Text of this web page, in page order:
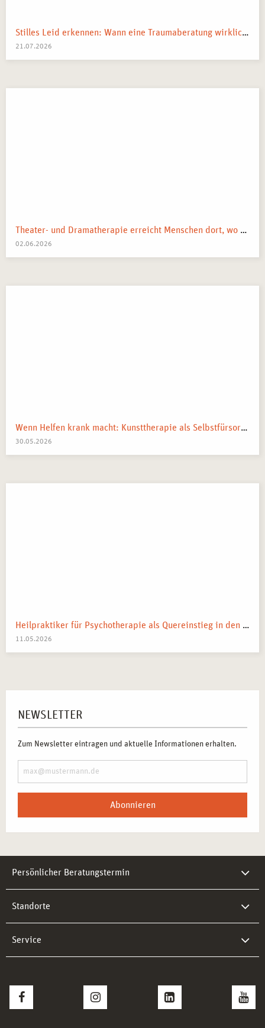
Stilles Leid erkennen: Wann eine Traumaberatung wirklich der richtige Schritt ist
21.07.2026
Theater- und Dramatherapie erreicht Menschen dort, wo Worte manchmal nicht mehr weiterkommen.
02.06.2026
Wenn Helfen krank macht: Kunsttherapie als Selbstfürsorge in pflegenden und beratenden Berufen
30.05.2026
Heilpraktiker für Psychotherapie als Quereinstieg in den Heilberuf
11.05.2026
NEWSLETTER
Zum Newsletter eintragen und aktuelle Informationen erhalten.
Abonnieren
Persönlicher Beratungstermin
Standorte
Service